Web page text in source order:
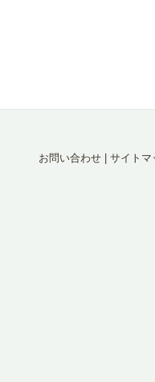
お問い合わせ サイトマ